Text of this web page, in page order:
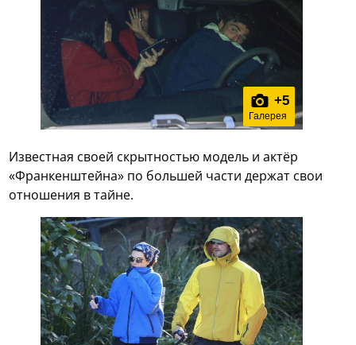
+5
Галерея
Известная своей скрытностью модель и актёр
«Франкенштейна» по большей части держат свои
отношения в тайне.